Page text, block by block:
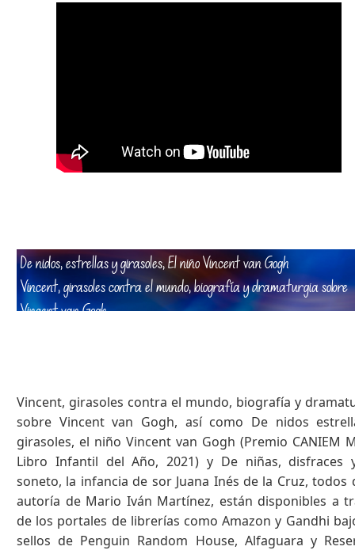
De nidos, estrellas y girasoles, El niño Vincent van Gogh
Vincent, girasoles contra el mundo, biografía y dramaturgia sobre
Vincent van Gogh
Vincent, girasoles contra el mundo, biografía y
sobre Vincent van Gogh, así como De nidos
girasoles, el niño Vincent van Gogh (Premio CANIEM
Libro Infantil del Año, 2021) y De niñas, disfraces
soneto, la infancia de sor Juana Inés de la Cruz, todos
autoría de Mario Iván Martínez, están disponibles a
de los portales de librerías como Amazon y Gandhi
sellos de Penguin Random House, Alfaguara y